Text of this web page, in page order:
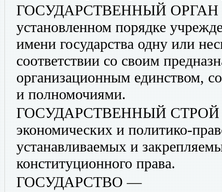
ГОСУДАРСТВЕННЫЙ ОРГАН
установленном порядке
имени государства одну или
соответствии со своим
организационным единством,
и полномочиями.
ГОСУДАРСТВЕННЫЙ СТРОЙ
экономических и политико-
устанавливаемых и
конституционного права.
ГОСУДАРСТВО—